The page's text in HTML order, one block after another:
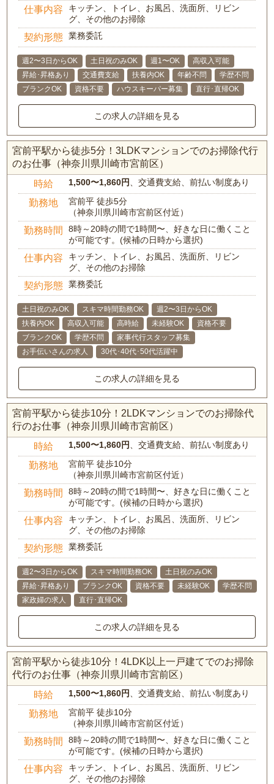
仕事内容
キッチン、トイレ、お風呂、洗面所、リビン
グ、その他のお掃除
契約形態 業務委託
週2〜3日からOK 土日祝のみOK 週1〜OK
高収入可能
昇給･昇格あり
交通費支給 扶養内OK 年齢不問
学歴不問
ブランクOK
資格不要 ハウスキーパー募集 直行･直帰OK
この求人の詳細を見る
宮前平駅から徒歩5分！3LDKマンションでのお掃除代行
のお仕事（神奈川県川崎市宮前区）
時給 1,500〜1,860円 、交通費支給、前払い制度あり
勤務地
宮前平 徒歩5分
（神奈川県川崎市宮前区付近）
勤務時間
8時～20時の間で1時間〜、好きな日に働くこと
が可能です。(候補の日時から選択)
仕事内容
キッチン、トイレ、お風呂、洗面所、リビン
グ、その他のお掃除
契約形態 業務委託
土日祝のみOK スキマ時間勤務OK
週2〜3日からOK
扶養内OK
高収入可能 高時給 未経験OK
資格不要
ブランクOK
学歴不問
家事代行スタッフ募集
お手伝いさんの求人
30代･40代･50代活躍中
この求人の詳細を見る
宮前平駅から徒歩10分！2LDKマンションでのお掃除代
行のお仕事（神奈川県川崎市宮前区）
時給 1,500〜1,860円 、交通費支給、前払い制度あり
勤務地
宮前平 徒歩10分
（神奈川県川崎市宮前区付近）
勤務時間
8時～20時の間で1時間〜、好きな日に働くこと
が可能です。(候補の日時から選択)
仕事内容
キッチン、トイレ、お風呂、洗面所、リビン
グ、その他のお掃除
契約形態 業務委託
週2〜3日からOK スキマ時間勤務OK
土日祝のみOK
昇給･昇格あり
ブランクOK 資格不要 未経験OK
学歴不問
家政婦の求人
直行･直帰OK
この求人の詳細を見る
宮前平駅から徒歩10分！4LDK以上一戸建てでのお掃除
代行のお仕事（神奈川県川崎市宮前区）
時給 1,500〜1,860円 、交通費支給、前払い制度あり
勤務地
宮前平 徒歩10分
（神奈川県川崎市宮前区付近）
勤務時間
8時～20時の間で1時間〜、好きな日に働くこと
が可能です。(候補の日時から選択)
仕事内容
キッチン、トイレ、お風呂、洗面所、リビン
グ、その他のお掃除